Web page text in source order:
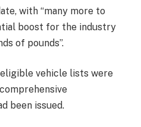
with “many more to
boost for the industry
of pounds”.
vehicle lists were
been issued.